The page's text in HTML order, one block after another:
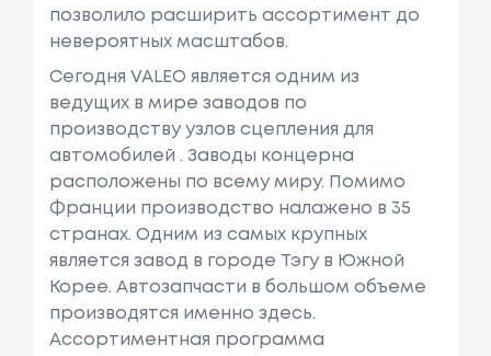
позволило расширить ассортимент до
невероятных масштабов.
Сегодня VALEO является одним из
ведущих в мире заводов по
производству узлов сцепления для
автомобилей . Заводы концерна
расположены по всему миру. Помимо
Франции производство налажено в 35
странах. Одним из самых крупных
является завод в городе Тэгу в Южной
Корее. Автозапчасти в большом объеме
производятся именно здесь.
Ассортиментная программа